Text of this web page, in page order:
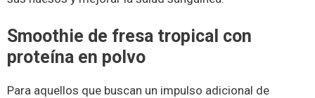
Smoothie de fresa tropical con
proteína en polvo
Para aquellos que buscan un impulso adicional de